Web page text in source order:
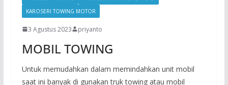
KAROSERI TOWING MOTOR
3 Agustus 2023 priyanto
MOBIL TOWING
Untuk memudahkan dalam memindahkan unit mobil
saat ini banyak di gunakan truk towing atau mobil